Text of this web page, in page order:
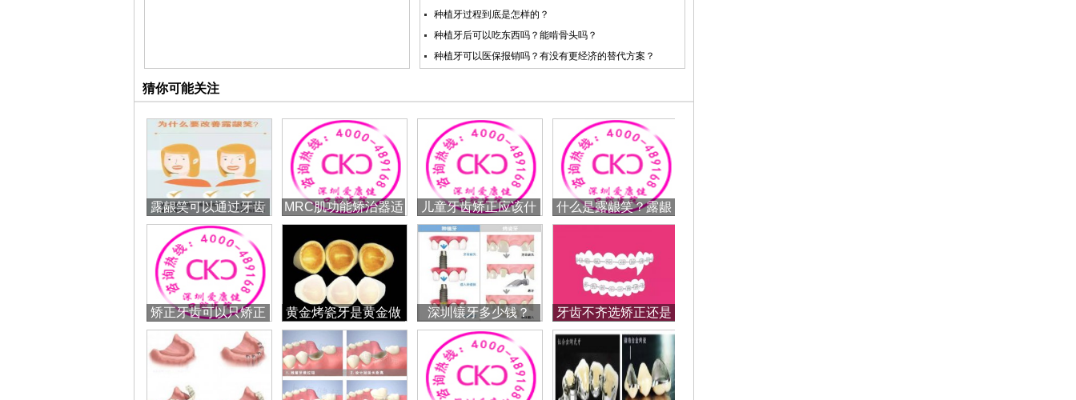
种植牙过程到底是怎样的？
种植牙后可以吃东西吗？能啃骨头吗？
种植牙可以医保报销吗？有没有更经济的替代方案？
猜你可能关注
露龈笑可以通过牙齿
矫正改善吗？
MRC肌功能矫治器适
合哪些儿童？
儿童牙齿矫正应该什
么时候做较好
什么是露龈笑？露龈
笑怎么办？
矫正牙齿可以只矫正
一排牙齿吗？
黄金烤瓷牙是黄金做
的吗？怎么样
深圳镶牙多少钱？
牙齿不齐选矫正还是
烤瓷牙？